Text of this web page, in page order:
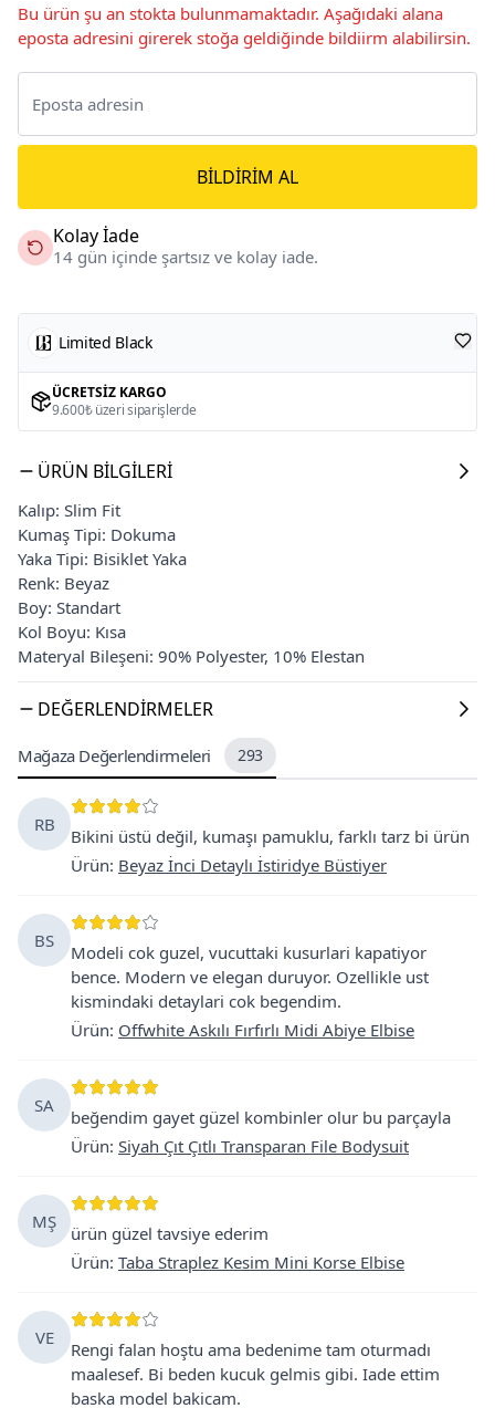
Bu ürün şu an stokta bulunmamaktadır. Aşağıdaki alana
eposta adresini girerek stoğa geldiğinde bildiirm alabilirsin.
BILDIRIM AL
Kolay İade
14 gün içinde şartsız ve kolay iade.
Limited Black
ÜCRETSIZ KARGO
9.600₺ üzeri siparişlerde
ÜRÜN BILGILERI
Kalıp: Slim Fit
Kumaş Tipi: Dokuma
Yaka Tipi: Bisiklet Yaka
Renk: Beyaz
Boy: Standart
Kol Boyu: Kısa
Materyal Bileşeni: 90% Polyester, 10% Elestan
DEĞERLENDIRMELER
Mağaza Değerlendirmeleri 293
RB
Bikini üstü değil, kumaşı pamuklu, farklı tarz bi ürün
Ürün: Beyaz İnci Detaylı İstiridye Büstiyer
BS
Modeli cok guzel, vucuttaki kusurlari kapatiyor
bence. Modern ve elegan duruyor. Ozellikle ust
kismindaki detaylari cok begendim.
Ürün: Offwhite Askılı Fırfırlı Midi Abiye Elbise
SA
beğendim gayet güzel kombinler olur bu parçayla
Ürün: Siyah Çıt Çıtlı Transparan File Bodysuit
MŞ
ürün güzel tavsiye ederim
Ürün: Taba Straplez Kesim Mini Korse Elbise
VE
Rengi falan hoştu ama bedenime tam oturmadı
maalesef. Bi beden kucuk gelmis gibi. Iade ettim
baska model bakicam.